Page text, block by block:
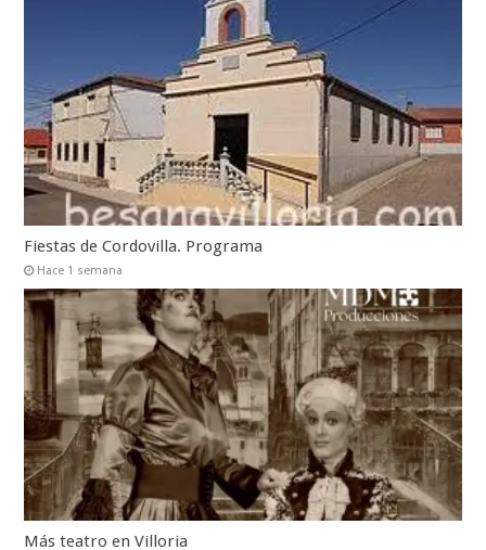
Fiestas de Cordovilla. Programa
Hace 1 semana
Más teatro en Villoria